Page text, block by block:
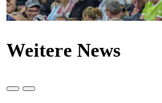
Weitere News